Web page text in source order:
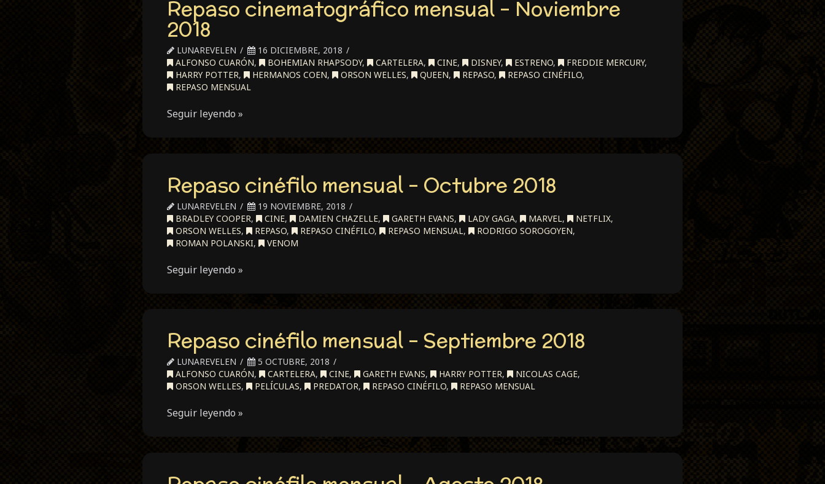
Repaso cinematográfico mensual – Noviembre
2018
LUNAREVELEN
16 DICIEMBRE, 2018
ALFONSO CUARÓN, BOHEMIAN RHAPSODY, CARTELERA, CINE, DISNEY, ESTRENO, FREDDIE MERCURY,
HARRY POTTER, HERMANOS COEN, ORSON WELLES, QUEEN, REPASO, REPASO CINÉFILO,
REPASO MENSUAL
Seguir leyendo »
Repaso cinéfilo mensual – Octubre 2018
LUNAREVELEN
19 NOVIEMBRE, 2018
BRADLEY COOPER, CINE, DAMIEN CHAZELLE, GARETH EVANS, LADY GAGA, MARVEL, NETFLIX,
ORSON WELLES, REPASO, REPASO CINÉFILO, REPASO MENSUAL, RODRIGO SOROGOYEN,
ROMAN POLANSKI, VENOM
Seguir leyendo »
Repaso cinéfilo mensual – Septiembre 2018
LUNAREVELEN
5 OCTUBRE, 2018
ALFONSO CUARÓN, CARTELERA, CINE, GARETH EVANS, HARRY POTTER, NICOLAS CAGE,
ORSON WELLES, PELÍCULAS, PREDATOR, REPASO CINÉFILO, REPASO MENSUAL
Seguir leyendo »